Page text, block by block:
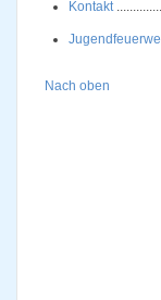
Kontakt
Nach oben